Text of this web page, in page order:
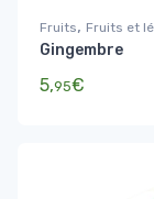
Fruits, Fruits et
Gingembre
5,95€